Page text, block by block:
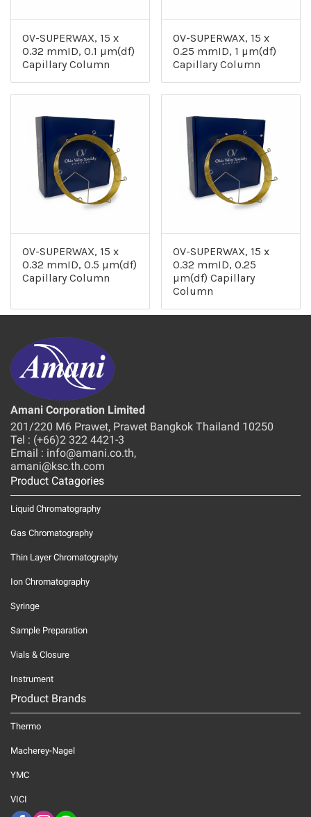
OV-SUPERWAX, 15 x
0.32 mmID, 0.1 µm(df)
Capillary Column
OV-SUPERWAX, 15 x
0.25 mmID, 1 µm(df)
Capillary Column
OV-SUPERWAX, 15 x
0.32 mmID, 0.5 µm(df)
Capillary Column
OV-SUPERWAX, 15 x
0.32 mmID, 0.25
µm(df) Capillary
Column
Amani Corporation Limited
201/220 M6 Prawet, Prawet Bangkok Thailand 10250
Tel : (+66)2 322 4421-3
Email : info@amani.co.th,
amani@ksc.th.com
Product Catagories
Liquid Chromatography
Gas Chromatography
Thin Layer Chromatography
Ion Chromatography
Syringe
Sample Preparation
Vials & Closure
Instrument
Product Brands
Thermo
Macherey-Nagel
YMC
VICI